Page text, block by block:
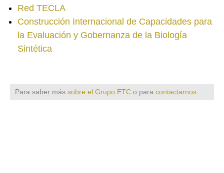
Red TECLA
Construcción Internacional de Capacidades para
la Evaluación y Gobernanza de la Biología
Sintética
Para saber más sobre el Grupo ETC o para contactarnos.